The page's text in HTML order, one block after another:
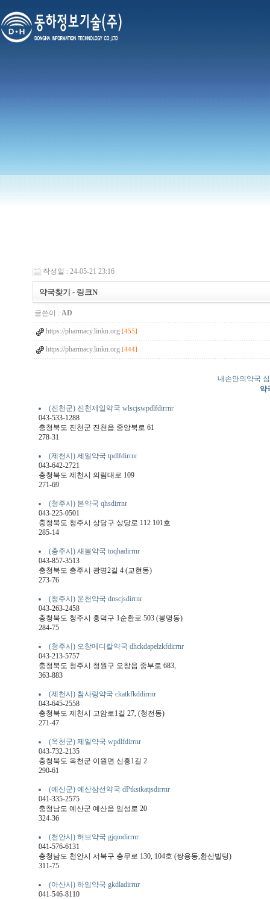
작성일 : 24-05-21 23:16
약국찾기 - 링크N
글쓴이 : AD
https://pharmacy.linkn.org [455]
https://pharmacy.linkn.org [444]
내손안의약국
약
(진천군) 진천제일약국 wlscjswpdlfdirrnr
043-533-1288
충청북도 진천군 진천읍 중앙북로 61
278-31
(제천시) 세일약국 tpdlfdirrnr
043-642-2721
충청북도 제천시 의림대로 109
271-69
(청주시) 본약국 qhsdirrnr
043-225-0501
충청북도 청주시 상당구 상당로 112 101호
285-14
(충주시) 새봄약국 toqhadirrnr
043-857-3513
충청북도 충주시 광명2길 4 (교현동)
273-76
(청주시) 운천약국 dnscjsdirrnr
043-263-2458
충청북도 청주시 흥덕구 1순환로 503 (봉명동)
284-75
(청주시) 오창메디칼약국 dhckdapelzkfdirrnr
043-213-5757
충청북도 청주시 청원구 오창읍 중부로 683,
363-883
(제천시) 참사랑약국 ckatkfkddirrnr
043-645-2558
충청북도 제천시 고암로1길 27, (청전동)
271-47
(옥천군) 제일약국 wpdlfdirrnr
043-732-2135
충청북도 옥천군 이원면 신흥1길 2
290-61
(예산군) 예산삼선약국 dPtkstkatjsdirrnr
041-335-2575
충청남도 예산군 예산읍 임성로 20
324-36
(천안시) 허브약국 gjqmdirrnr
041-576-6131
충청남도 천안시 서북구 충무로 130, 104호 (쌍용동,환산빌딩)
311-75
(아산시) 하임약국 gkdladirrnr
041-546-8110